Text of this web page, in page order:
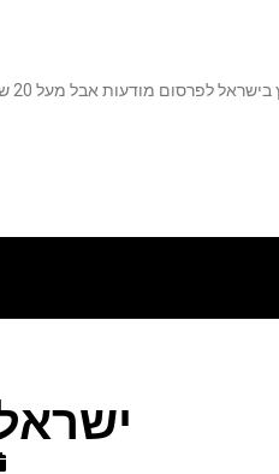
מעל 20 שנה האתר עבר לאחרונה שדרוג מערכות על מנת שכל